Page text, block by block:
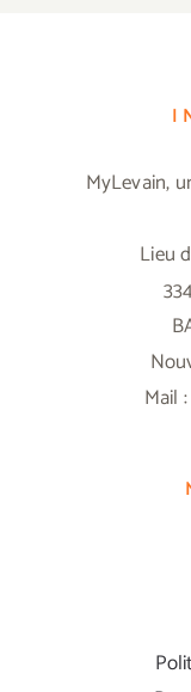
MyLevain,
Lieu
Mail